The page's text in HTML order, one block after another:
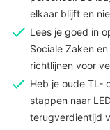
elkaar blijft en
Lees je goed in
Sociale Zaken
richtlijnen voor
Heb je oude TL-
stappen naar
terugverdientijd